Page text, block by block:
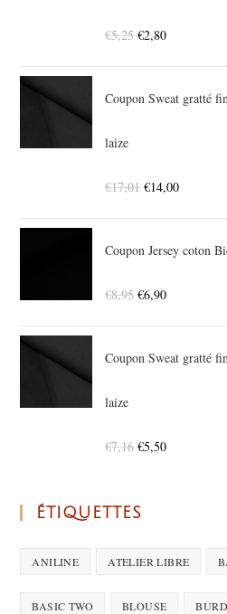
€5,25 €2,80
Coupon Sweat gratté
laize
€17,01 €14,00
Coupon Jersey coton
€8,95 €6,90
Coupon Sweat gratté
laize
€7,16 €5,50
ÉTIQUETTES
ANILINE ATELIER LIBRE
BASIC TWO BLOUSE